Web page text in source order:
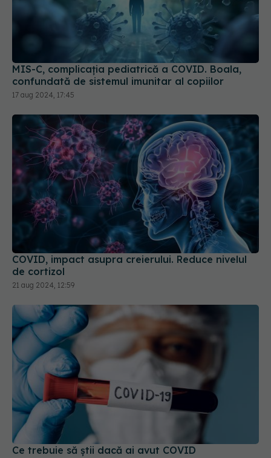
MIS-C, complicația pediatrică a COVID. Boala,
confundată de sistemul imunitar al copiilor
17 aug 2024, 17:45
COVID, impact asupra creierului. Reduce nivelul
de cortizol
21 aug 2024, 12:59
Ce trebuie să știi dacă ai avut COVID